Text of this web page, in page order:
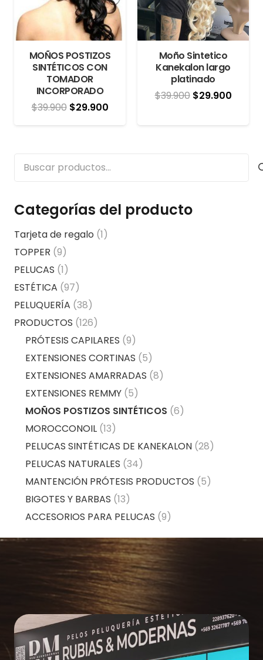
MOÑOS POSTIZOS
SINTÉTICOS CON
TOMADOR
INCORPORADO
$39.900 El
precio
$39.900.
$29.900El
precio
$29.900.
Moño Sintetico
Kanekalon largo
platinado
$39.900 El
original
$29.900El
actual
Buscar
Categorías del producto
Tarjeta de regalo (1)
TOPPER (9)
PELUCAS (1)
ESTÉTICA (97)
PELUQUERÍA (38)
PRODUCTOS (126)
PRÓTESIS CAPILARES (9)
EXTENSIONES CORTINAS (5)
EXTENSIONES AMARRADAS (8)
EXTENSIONES REMMY (5)
MOÑOS POSTIZOS SINTÉTICOS (6)
MOROCCONOIL (13)
PELUCAS SINTÉTICAS DE KANEKALON (28)
PELUCAS NATURALES (34)
MANTENCIÓN PRÓTESIS PRODUCTOS (5)
BIGOTES Y BARBAS (13)
ACCESORIOS PARA PELUCAS (9)